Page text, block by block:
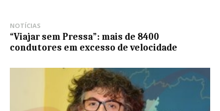
NOTÍCIAS
“Viajar sem Pressa”: mais de 8400
condutores em excesso de velocidade